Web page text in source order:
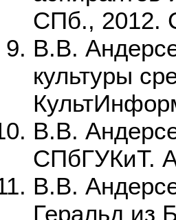
СПб., 2012.
В.В.
культуры
В.В.
СПбГУКиТ.
В.В.
Геральд из